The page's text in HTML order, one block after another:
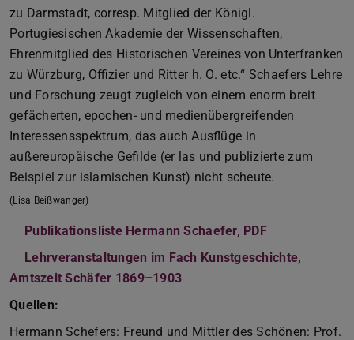
zu Darmstadt, corresp. Mitglied der Königl.
Portugiesischen Akademie der Wissenschaften,
Ehrenmitglied des Historischen Vereines von Unterfranken
zu Würzburg, Offizier und Ritter h. O. etc.“ Schaefers Lehre
und Forschung zeugt zugleich von einem enorm breit
gefächerten, epochen- und medienübergreifenden
Interessensspektrum, das auch Ausflüge in
außereuropäische Gefilde (er las und publizierte zum
Beispiel zur islamischen Kunst) nicht scheute.
(Lisa Beißwanger)
Publikationsliste Hermann Schaefer, PDF
Lehrveranstaltungen im Fach Kunstgeschichte,
Amtszeit Schäfer 1869–1903
Quellen:
Hermann Schefers: Freund und Mittler des Schönen: Prof.